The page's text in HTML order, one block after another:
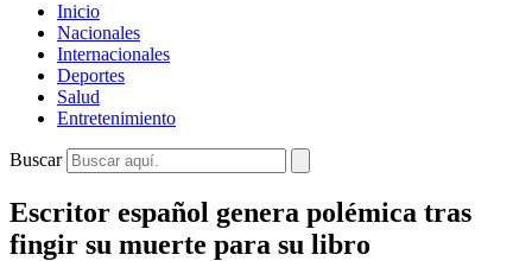
Inicio
Nacionales
Internacionales
Deportes
Salud
Entretenimiento
Buscar
Escritor español genera polémica tras
fingir su muerte para su libro